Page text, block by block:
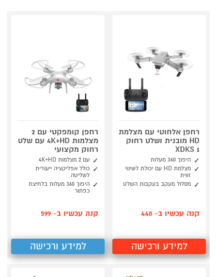
רחפן אלחוטי עם מצלמת
HD מובנית ושלט רחוק
XDKS 1
היפוך 360 מעלות
מצלמת HD עם יכולת לשינוי
זווית
מסלול מעקב בעקבות השלט
קנה עכשיו ב- 448
למידע ורכישה
רחפן קומפקטי עם 2
מצלמות 4K+HD עם שלט
רחוק מקצועי
עם 2 מצלמות 4K+HD
כולל אפליקציה ייעודית
לשליטה
היפוך 360 מעלות בלחיצת
כפתור
קנה עכשיו ב- 599
למידע ורכישה